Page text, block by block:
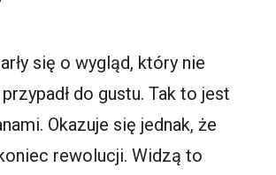
się o wygląd, który nie
do gustu. Tak to jest
Okazuje się jednak, że
rewolucji. Widzą to